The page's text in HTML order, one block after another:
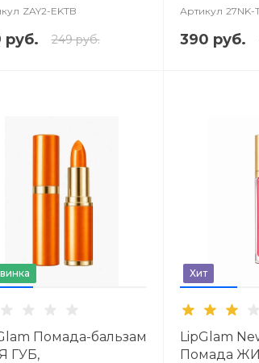
ZAY2-EKTB
руб. 249 руб.
Артикул 27NK-
390 руб.
Помада-бальзам
ГУБ,
Хит
LipGlam
Помада